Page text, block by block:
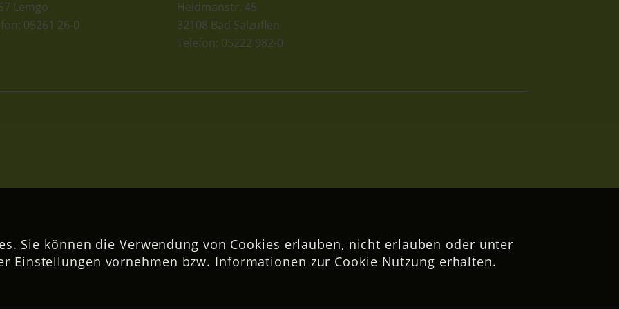
Lemgo
05261 26-0
Heldmanstr. 45
32108 Bad Salzuflen
Telefon: 05222 982-0
Sie können die Verwendung von Cookies erlauben, nicht erlauben oder unter
Einstellungen vornehmen bzw. Informationen zur Cookie Nutzung erhalten.